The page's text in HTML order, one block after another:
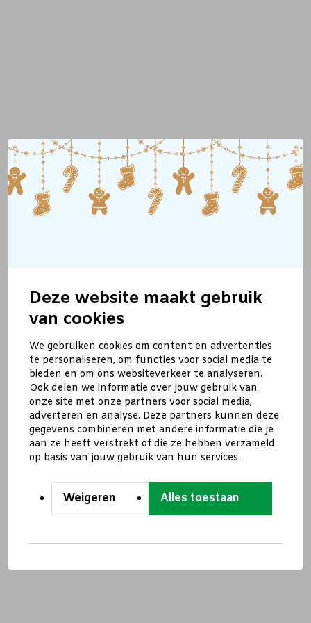
Deze website maakt gebruik
van cookies
We gebruiken cookies om content en advertenties
te personaliseren, om functies voor social media te
bieden en om ons websiteverkeer te analyseren.
Ook delen we informatie over jouw gebruik van
onze site met onze partners voor social media,
adverteren en analyse. Deze partners kunnen deze
gegevens combineren met andere informatie die je
aan ze heeft verstrekt of die ze hebben verzameld
op basis van jouw gebruik van hun services.
Weigeren Alles toestaan